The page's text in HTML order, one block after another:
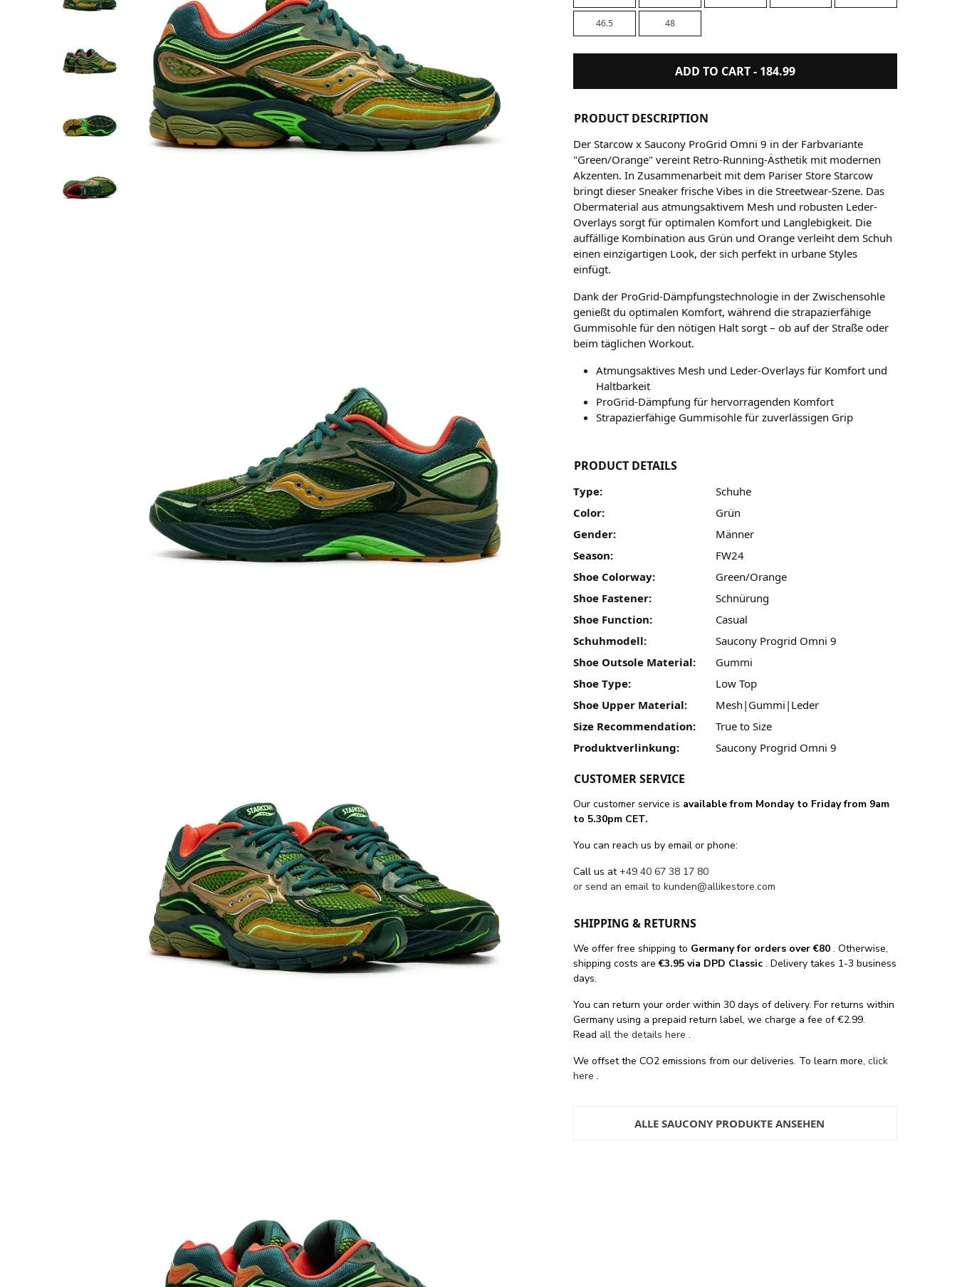
46.5 48
ADD TO CART - 184.99
PRODUCT DESCRIPTION
Der Starcow x Saucony ProGrid Omni 9 in der Farbvariante
"Green/Orange" vereint Retro-Running-Ästhetik mit modernen
Akzenten. In Zusammenarbeit mit dem Pariser Store Starcow
bringt dieser Sneaker frische Vibes in die Streetwear-Szene. Das
Obermaterial aus atmungsaktivem Mesh und robusten Leder-
Overlays sorgt für optimalen Komfort und Langlebigkeit. Die
auffällige Kombination aus Grün und Orange verleiht dem Schuh
einen einzigartigen Look, der sich perfekt in urbane Styles
einfügt.
Dank der ProGrid-Dämpfungstechnologie in der Zwischensohle
genießt du optimalen Komfort, während die strapazierfähige
Gummisohle für den nötigen Halt sorgt – ob auf der Straße oder
beim täglichen Workout.
Atmungsaktives Mesh und Leder-Overlays für Komfort und
Haltbarkeit
ProGrid-Dämpfung für hervorragenden Komfort
Strapazierfähige Gummisohle für zuverlässigen Grip
PRODUCT DETAILS
Type:
Schuhe
Color:
Grün
Gender:
Männer
Season:
FW24
Shoe Colorway:
Green/Orange
Shoe Fastener:
Schnürung
Shoe Function:
Casual
Schuhmodell:
Saucony Progrid Omni 9
Shoe Outsole Material:
Gummi
Shoe Type:
Low Top
Shoe Upper Material:
Mesh|Gummi|Leder
Size Recommendation:
True to Size
Produktverlinkung:
Saucony Progrid Omni 9
CUSTOMER SERVICE
Our customer service is available from Monday to Friday from 9am
to 5.30pm CET.
You can reach us by email or phone:
Call us at+49 40 67 38 17 80
or send an email tokunden@allikestore.com
SHIPPING & RETURNS
We offer free shippingto Germany for orders over €80 . Otherwise,
shipping costs are€3.95 via DPD Classic . Delivery takes 1-3 business
days.
You can return your order within 30 days of delivery. For returns within
Germany using a prepaid return label, we charge a fee of €2.99.
Read all the details here .
We offset the CO2 emissions from our deliveries. To learn more,click
here .
ALLE SAUCONY PRODUKTE ANSEHEN